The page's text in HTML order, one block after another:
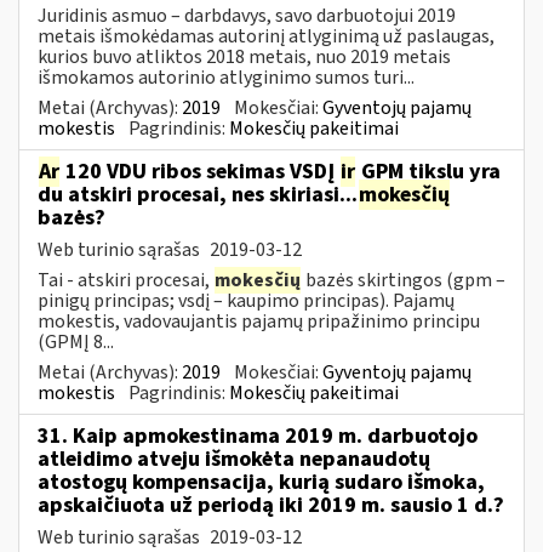
Juridinis asmuo – darbdavys, savo darbuotojui 2019
metais išmokėdamas autorinį atlyginimą už paslaugas,
kurios buvo atliktos 2018 metais, nuo 2019 metais
išmokamos autorinio atlyginimo sumos turi...
Metai (Archyvas): 2019 Mokesčiai:Gyventojų pajamų
mokestis Pagrindinis: Mokesčių pakeitimai
Ar 120 VDU ribos sekimas VSDĮ ir GPM tikslu yra
du atskiri procesai, nes skiriasi...mokesčių
bazės?
Web turinio sąrašas 2019-03-12
Tai - atskiri procesai, mokesčių bazės skirtingos (gpm –
pinigų principas; vsdį – kaupimo principas). Pajamų
mokestis, vadovaujantis pajamų pripažinimo principu
(GPMĮ 8...
Metai (Archyvas): 2019 Mokesčiai:Gyventojų pajamų
mokestis Pagrindinis: Mokesčių pakeitimai
31. Kaip apmokestinama 2019 m. darbuotojo
atleidimo atveju išmokėta nepanaudotų
atostogų kompensacija, kurią sudaro išmoka,
apskaičiuota už periodą iki 2019 m. sausio 1 d.?
Web turinio sąrašas 2019-03-12